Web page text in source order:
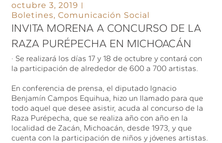
octubre 3, 2019
Boletines,Comunicación Social
INVITA MORENA A CONCURSO DE LA
RAZA PURÉPECHA EN MICHOACÁN
· Se realizará los días 17 y 18 de octubre y contará con
la participación de alrededor de 600 a 700 artistas.
En conferencia de prensa, el diputado Ignacio
Benjamín Campos Equihua, hizo un llamado para que
todo aquel que desee asistir, acuda al concurso de la
Raza Purépecha, que se realiza año con año en la
localidad de Zacán, Michoacán, desde 1973, y que
cuenta con la participación de niños y jóvenes artistas.